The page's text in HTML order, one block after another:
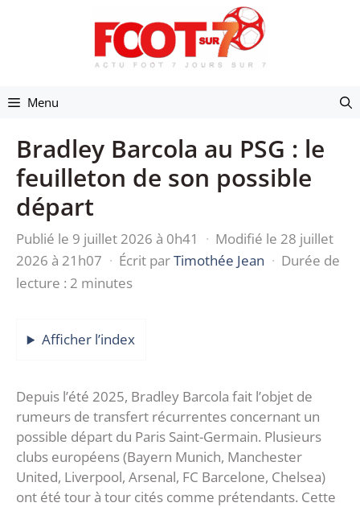
Menu
Bradley Barcola au PSG : le
feuilleton de son possible
départ
Publié le 9 juillet 2026 à 0h41 · Modifié le 28 juillet
2026 à 21h07 · Écrit parTimothée Jean · Durée de
lecture : 2 minutes
Afficher l’index
Depuis l’été 2025, Bradley Barcola fait l’objet de
rumeurs de transfert récurrentes concernant un
possible départ du Paris Saint-Germain. Plusieurs
clubs européens (Bayern Munich, Manchester
United, Liverpool, Arsenal, FC Barcelone, Chelsea)
ont été tour à tour cités comme prétendants. Cette